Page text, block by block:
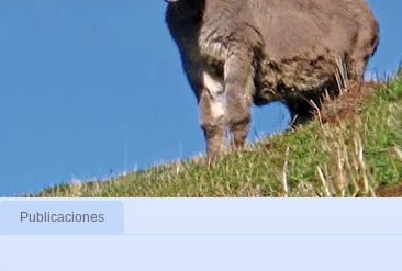
Publicaciones